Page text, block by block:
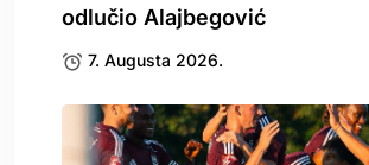
odlučio Alajbegović
7. Augusta 2026.